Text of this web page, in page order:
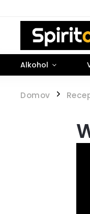
Alkohol
Domov /